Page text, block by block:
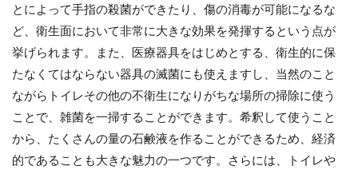
とによって手指の殺菌ができたり、傷の消毒が可能になるな
ど、衛生面において非常に大きな効果を発揮するという点が
挙げられます。また、医療器具をはじめとする、衛生的に保
たなくてはならない器具の滅菌にも使えますし、当然のこと
ながらトイレその他の不衛生になりがちな場所の掃除に使う
ことで、雑菌を一掃することができます。希釈して使うこと
から、たくさんの量の石鹸液を作ることができるため、経済
的であることも大きな魅力の一つです。さらには、トイレや